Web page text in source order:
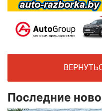
Последние